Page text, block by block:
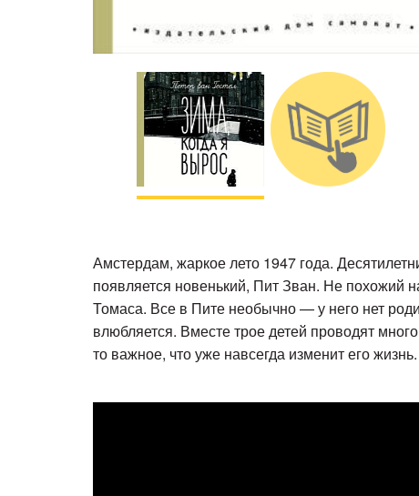
Амстердам, жаркое лето 1947 года.
появляется новенький, Пит Зван. Не похожий
Томаса. Все в Пите необычно — у него нет
влюбляется. Вместе трое детей проводят
то важное, что уже навсегда изменит его жизнь.